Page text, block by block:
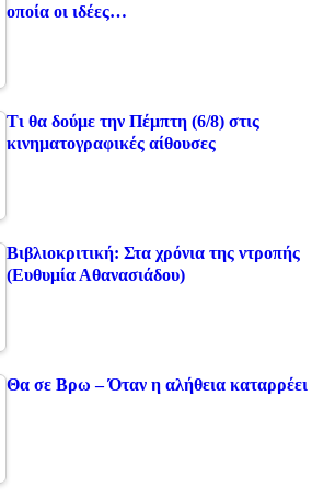
οποία οι ιδέες…
Τι θα δούμε την Πέμπτη (6/8) στις
κινηματογραφικές αίθουσες
Βιβλιοκριτική: Στα χρόνια της ντροπής
(Ευθυμία Αθανασιάδου)
Θα σε Βρω – Όταν η αλήθεια καταρρέει